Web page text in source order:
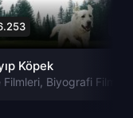
Filmleri,Komedi
Köpek
Filmleri, Biyografi Filmleri